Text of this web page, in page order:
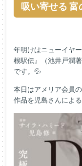
吸い寄せる 富
年明けはニューイヤ
根駅伝』（池井戸潤
です。💦
本日はアメリア会員の
作品を児島さんによ